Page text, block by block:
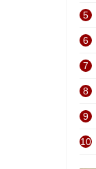
5
6
7
8
9
10